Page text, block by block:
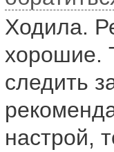
Ходила.
хорошие.
следить
настрой,